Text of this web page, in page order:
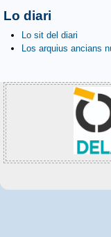
Lo diari
Lo sit del diari
Los arquius ancians